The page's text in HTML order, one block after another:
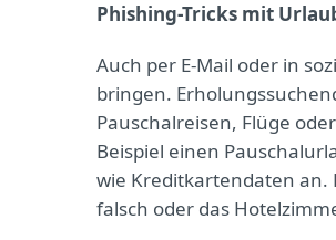
Phishing-Tricks mit
Auch per E-Mail oder in
bringen.
Pauschalreisen, Flüge
Beispiel einen
wie Kreditkartendaten an.
falsch oder das